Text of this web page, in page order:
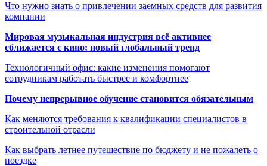
Что нужно знать о привлечении заемных средств для развития
компании
Мировая музыкальная индустрия всё активнее
сближается с кино: новый глобальный тренд
Технологичный офис: какие изменения помогают
сотрудникам работать быстрее и комфортнее
Почему непрерывное обучение становится обязательным
Как меняются требования к квалификации специалистов в
строительной отрасли
Как выбрать летнее путешествие по бюджету и не пожалеть о
поездке